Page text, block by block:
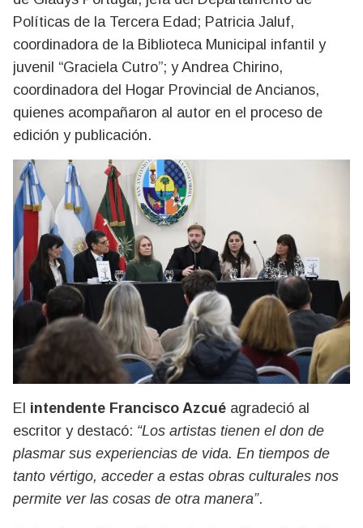
Políticas de la Tercera Edad; Patricia Jaluf,
coordinadora de la Biblioteca Municipal infantil y
juvenil “Graciela Cutro”; y Andrea Chirino,
coordinadora del Hogar Provincial de Ancianos,
quienes acompañaron al autor en el proceso de
edición y publicación.
El intendente Francisco Azcué agradeció al
escritor y destacó: “Los artistas tienen el don de
plasmar sus experiencias de vida. En tiempos de
tanto vértigo, acceder a estas obras culturales nos
permite ver las cosas de otra manera”.